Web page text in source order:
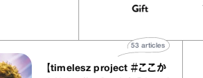
【timelesz project ＃ここか
articles